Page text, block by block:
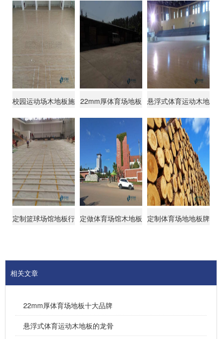
校园运动场木地板施 22mm厚体育场地板
悬浮式体育运动木地
定制篮球场馆地板行 定做体育场馆木地板
定制体育场地地板牌
相关文章
22mm厚体育场地板十大品牌
悬浮式体育运动木地板的龙骨